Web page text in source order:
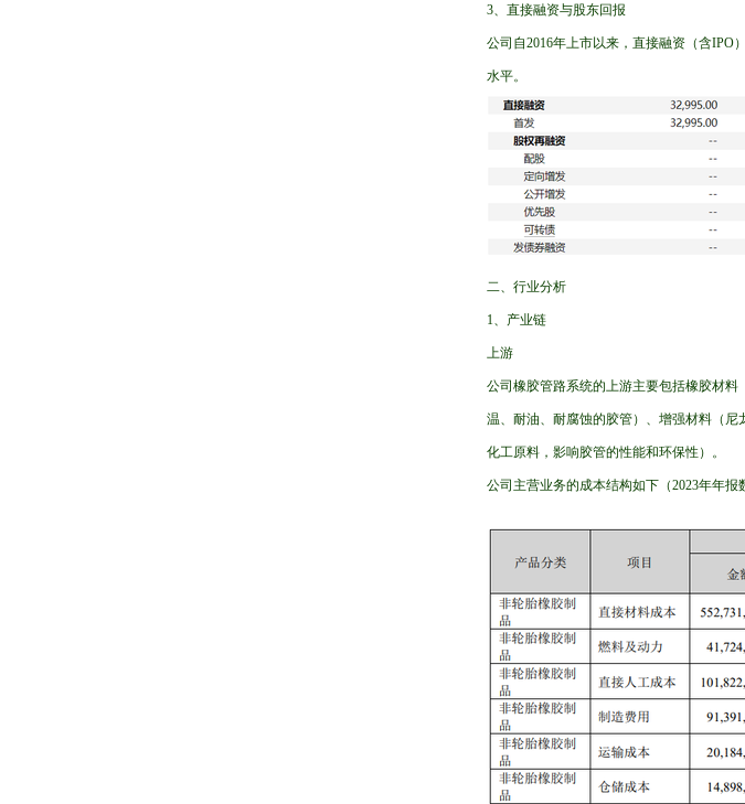
3、直接融资与股东回报
公司自2016年上市以来，直接融资（含IPO
水平。
二、行业分析
1、产业链
上游
公司橡胶管路系统的上游主要包括橡胶材
温、耐油、耐腐蚀的胶管）、增强材料（
化工原料，影响胶管的性能和环保性）。
公司主营业务的成本结构如下（2023年年报